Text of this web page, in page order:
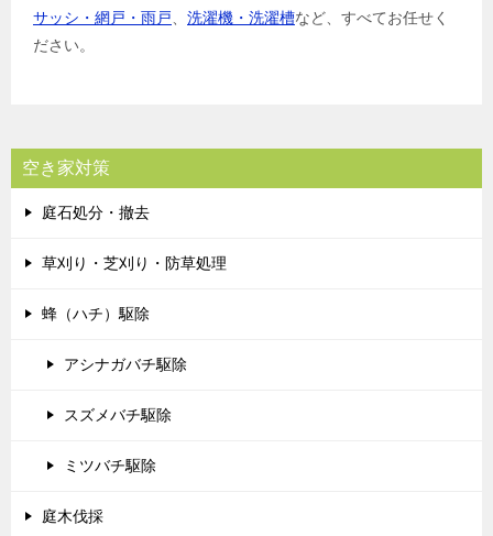
サッシ・網戸・雨戸
洗濯機・洗濯槽など、すべてお任せく
ださい。
空き家対策
庭石処分・撤去
草刈り・芝刈り・防草処理
蜂（ハチ）駆除
アシナガバチ駆除
スズメバチ駆除
ミツバチ駆除
庭木伐採